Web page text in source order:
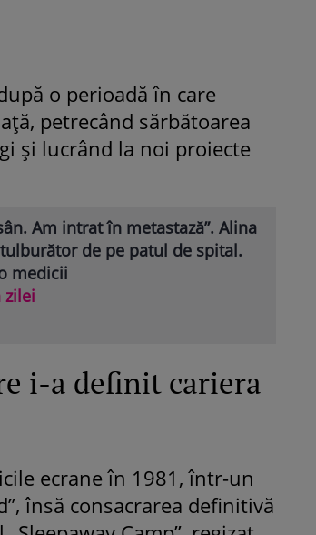
o perioadă în care
petrecând sărbătoarea
și lucrând la noi proiecte
Am intrat în metastază”. Alina
de pe patul de spital.
medicii
zilei
i-a definit cariera
ecrane în 1981, într-un
însă consacrarea definitivă